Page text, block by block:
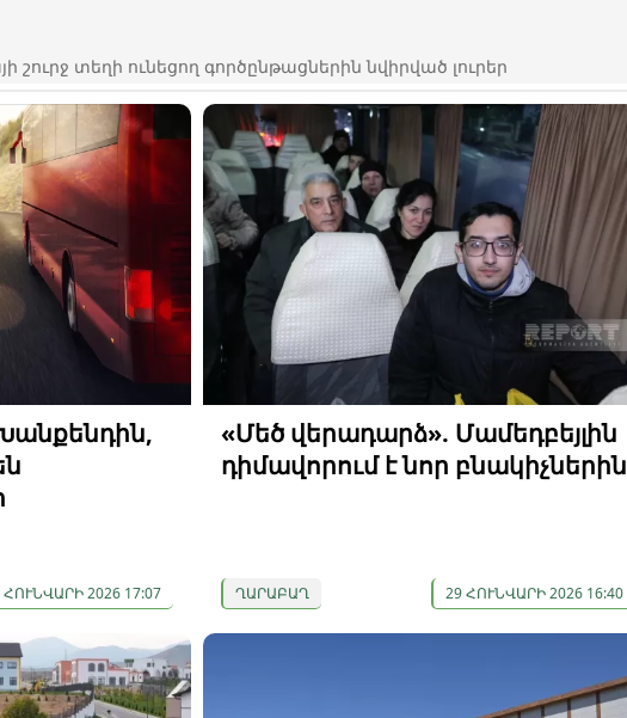
տեղի ունեցող գործընթացներին նվիրված լուրեր
ՀՈՒՆՎԱՐԻ 2026 17:07
«Մեծ վերադարձ». Մամեդբեյլին
դիմավորում է նոր բնակիչներին
ՂԱՐԱԲԱՂ 29 ՀՈՒՆՎԱՐԻ 2026 16:40